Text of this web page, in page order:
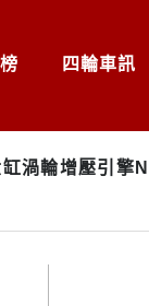
四輪車訊
渦輪增壓引擎